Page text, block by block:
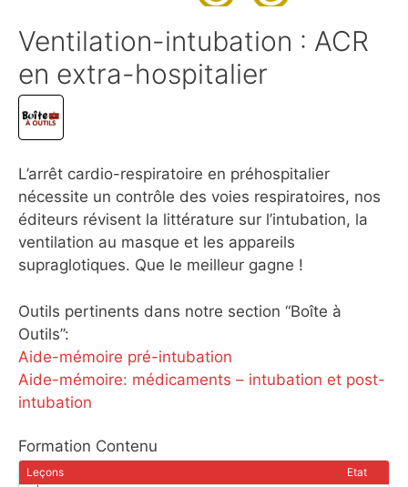
Ventilation-intubation : ACR
en extra-hospitalier
L’arrêt cardio-respiratoire en préhospitalier
nécessite un contrôle des voies respiratoires, nos
éditeurs révisent la littérature sur l’intubation, la
ventilation au masque et les appareils
supraglotiques. Que le meilleur gagne !
Outils pertinents dans notre section “Boîte à
Outils”:
Aide-mémoire pré-intubation
Aide-mémoire: médicaments – intubation et post-
intubation
Formation Contenu
Leçons
Etat